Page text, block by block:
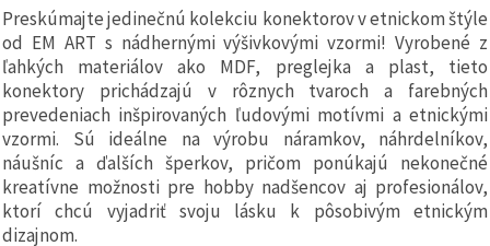
správne
fungovanie
webovej
stránky,
zlepšili váš
používateľský
zážitok a s
vaším
súhlasom
analyzovali
návštevnosť
a
zobrazovali
relevantnejší
Preskúmajte jedinečnú kolekciu konektorov v etnickom štýle
od EM ART s nádhernými výšivkovými vzormi! Vyrobené z
ľahkých materiálov ako MDF, preglejka a plast, tieto
konektory prichádzajú v rôznych tvaroch a farebných
prevedeniach inšpirovaných ľudovými motívmi a etnickými
vzormi. Sú ideálne na výrobu náramkov, náhrdelníkov,
náušníc a ďalších šperkov, pričom ponúkajú nekonečné
kreatívne možnosti pre hobby nadšencov aj profesionálov,
ktorí chcú vyjadriť svoju lásku k pôsobivým etnickým
dizajnom.